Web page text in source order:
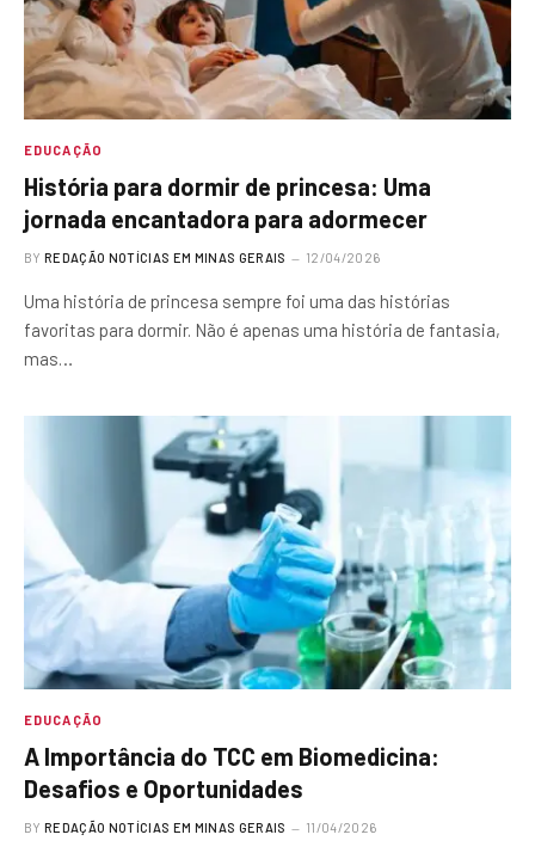
EDUCAÇÃO
História para dormir de princesa: Uma
jornada encantadora para adormecer
BY REDAÇÃO NOTÍCIAS EM MINAS GERAIS 12/04/2026
Uma história de princesa sempre foi uma das histórias
favoritas para dormir. Não é apenas uma história de fantasia,
mas…
EDUCAÇÃO
A Importância do TCC em Biomedicina:
Desafios e Oportunidades
BY REDAÇÃO NOTÍCIAS EM MINAS GERAIS 11/04/2026